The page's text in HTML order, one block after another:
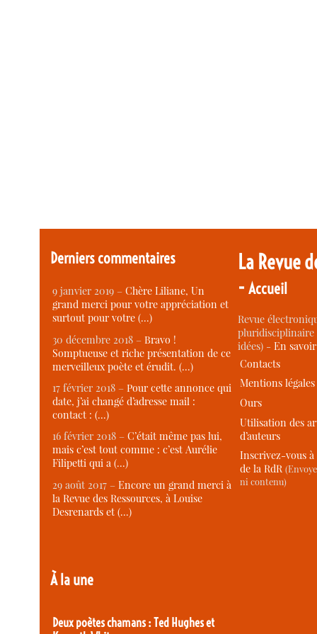
Derniers commentaires
9 janvier 2019 –Chère Liliane, Un
grand merci pour votre appréciation et
surtout pour votre (…)
30 décembre 2018 –Bravo !
Somptueuse et riche présentation de ce
merveilleux poète et érudit. (…)
17 février 2018 –Pour cette annonce qui
date, j’ai changé d’adresse mail :
contact : (…)
16 février 2018 –C’était même pas lui,
mais c’est tout comme : c’est Aurélie
Filipetti qui a (…)
29 août 2017 –Encore un grand merci à
la Revue des Ressources, à Louise
Desrenards et (…)
À la une
Deux poètes chamans : Ted Hughes et
La Revue
-Accueil
Revue
idées) -En
Contacts
Mentions légales
Ours
Utilisation des
d’auteurs
Inscrivez-vous
de la RdR
ni contenu)